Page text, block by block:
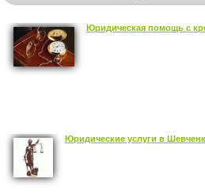
Юридическая помощь с
Юридические услуги в